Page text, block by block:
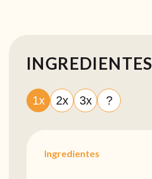
INGREDIENTES
1x 2x 3x ?
Ingredientes